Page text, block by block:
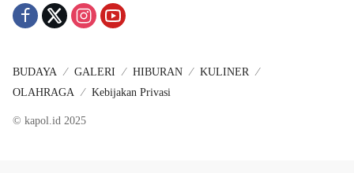
BUDAYA GALERI HIBURAN
KULINER
OLAHRAGA
Kebijakan Privasi
© kapol.id 2025